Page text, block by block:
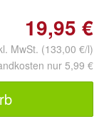
19,95 €
MwSt. (133,00 €/l)
nur 5,99 €